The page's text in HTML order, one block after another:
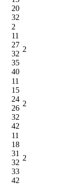
20
32
2
11
27
32
35
40
2
11
15
24
26
32
42
2
11
18
31
32
33
42
2